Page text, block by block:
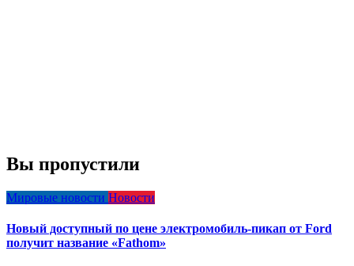
Вы пропустили
Мировые новости Новости
Новый доступный по цене электромобиль-пикап от Ford
получит название «Fathom»